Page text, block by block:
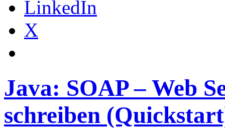
LinkedIn
X
Java: SOAP – Web
schreiben